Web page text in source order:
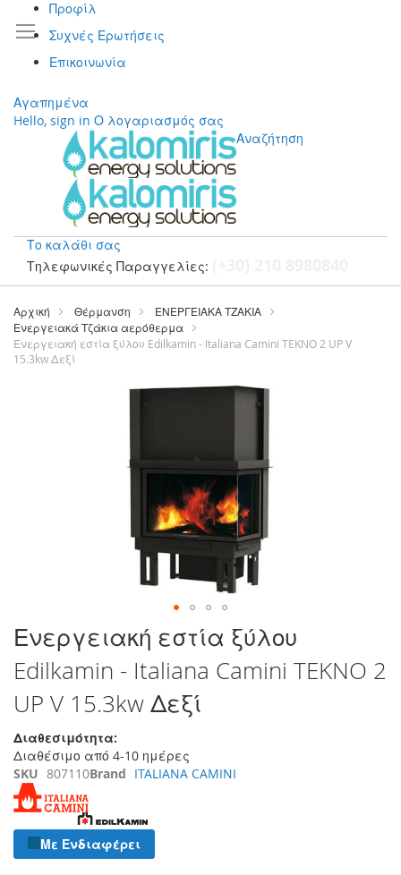
Προφίλ
Συχνές Ερωτήσεις
Επικοινωνία
Αγαπημένα
Hello, sign in Ο λογαριασμός σας
Αναζήτηση
Το καλάθι σας
Τηλεφωνικές Παραγγελίες:
Μετάβαση
περιεχόμενο
Αρχική Θέρμανση
ΕΝΕΡΓΕΙΑΚΑ ΤΖΑΚΙΑ
Ενεργειακά Τζάκια αερόθερμα
Ενεργειακή εστία ξύλου Edilkamin - Italiana Camini TEKNO 2 UP V
15.3kw Δεξί
Μετάβαση
στην
αρχή
της
συλλογής
εικόνων
Ενεργειακή εστία ξύλου
Edilkamin - Italiana Camini TEKNO 2
UP V 15.3kw Δεξί
Διαθεσιμότητα:
Διαθέσιμο από 4-10 ημέρες
SKU 807110Brand ITALIANA CAMINI
Με Ενδιαφέρει